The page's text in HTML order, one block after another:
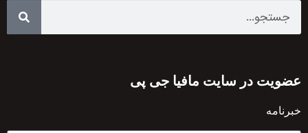
عضویت در سایت مافیا جی پی
خبرنامه